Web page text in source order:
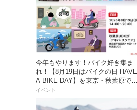
今年もやります！バイク好き集ま
れ！【8月19日はバイクの日 HAVE
A BIKE DAY】を東京・秋葉原で開
催！
イベント